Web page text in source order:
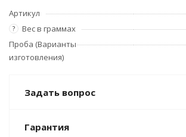
Артикул
? Вес в граммах
Проба (Варианты
изготовления)
Задать вопрос
Гарантия